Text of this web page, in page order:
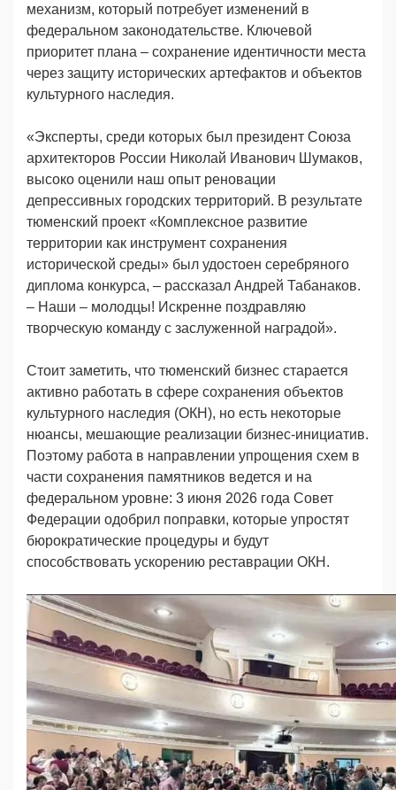
механизм, который потребует изменений в
федеральном законодательстве. Ключевой
приоритет плана – сохранение идентичности места
через защиту исторических артефактов и объектов
культурного наследия.
«Эксперты, среди которых был президент Союза
архитекторов России Николай Иванович Шумаков,
высоко оценили наш опыт реновации
депрессивных городских территорий. В результате
тюменский проект «Комплексное развитие
территории как инструмент сохранения
исторической среды» был удостоен серебряного
диплома конкурса, – рассказал Андрей Табанаков.
– Наши – молодцы! Искренне поздравляю
творческую команду с заслуженной наградой».
Стоит заметить, что тюменский бизнес старается
активно работать в сфере сохранения объектов
культурного наследия (ОКН), но есть некоторые
нюансы, мешающие реализации бизнес-инициатив.
Поэтому работа в направлении упрощения схем в
части сохранения памятников ведется и на
федеральном уровне: 3 июня 2026 года Совет
Федерации одобрил поправки, которые упростят
бюрократические процедуры и будут
способствовать ускорению реставрации ОКН.